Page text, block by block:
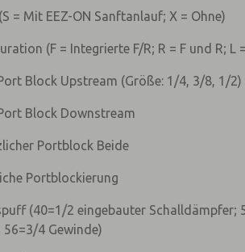
= Mit EEZ-ON Sanftanlauf; X = Ohne)
(F = Integrierte F/R; R = F und R; L
Block Upstream (Größe: 1/4, 3/8, 1/2)
Block Downstream
Portblock Beide
Portblockierung
(40=1/2 eingebauter Schalldämpfer;
4 Gewinde)